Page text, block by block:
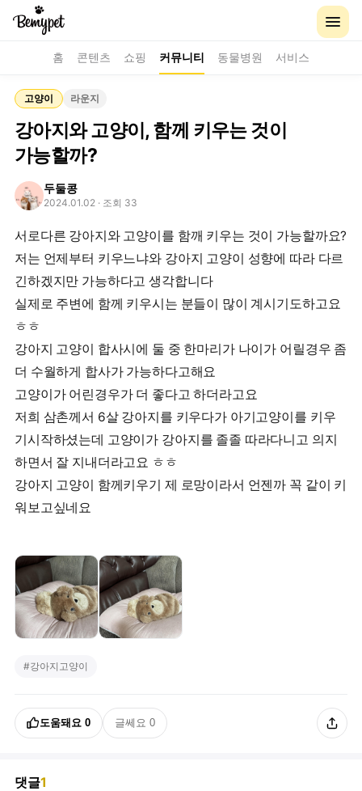
홈 콘텐츠 쇼핑 커뮤니티 동물병원 서비스
고양이 라운지
강아지와 고양이, 함께 키우는 것이
가능할까?
두둘콩
2024.01.02 · 조회 33
서로다른 강아지와 고양이를 함깨 키우는 것이 가능할까요?
저는 언제부터 키우느냐와 강아지 고양이 성향에 따라 다르
긴하겠지만 가능하다고 생각합니다
실제로 주변에 함께 키우시는 분들이 많이 계시기도하고요
ㅎㅎ
강아지 고양이 합사시에 둘 중 한마리가 나이가 어릴경우 좀
더 수월하게 합사가 가능하다고해요
고양이가 어린경우가 더 좋다고 하더라고요
저희 삼촌께서 6살 강아지를 키우다가 아기고양이를 키우
기시작하셨는데 고양이가 강아지를 졸졸 따라다니고 의지
하면서 잘 지내더라고요 ㅎㅎ
강아지 고양이 함께키우기 제 로망이라서 언젠까 꼭 같이 키
워보고싶네요
#강아지고양이
도움돼요 0 글쎄요 0
댓글1